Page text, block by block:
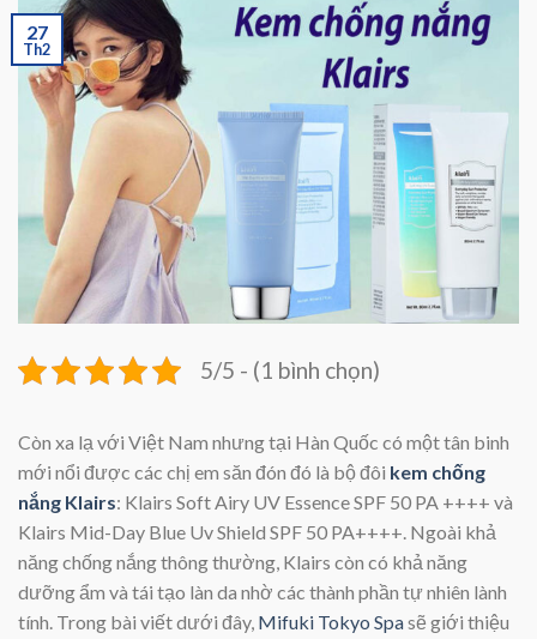
27
Th2
5/5 - (1 bình chọn)
Còn xa lạ với Việt Nam nhưng tại Hàn Quốc có một tân binh
mới nổi được các chị em săn đón đó là bộ đôi kem chống
nắng Klairs: Klairs Soft Airy UV Essence SPF 50 PA ++++ và
Klairs Mid-Day Blue Uv Shield SPF 50 PA++++. Ngoài khả
năng chống nắng thông thường, Klairs còn có khả năng
dưỡng ẩm và tái tạo làn da nhờ các thành phần tự nhiên lành
tính. Trong bài viết dưới đây, Mifuki Tokyo Spasẽ giới thiệu